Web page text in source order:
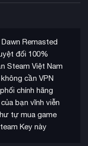
Remasted
đối 100%
Steam Việt Nam
cần VPN
chính hãng
bạn vĩnh viễn
tự mua game
Key này